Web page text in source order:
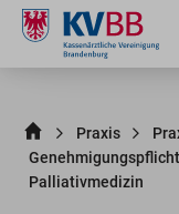
Praxis
Palliativmedizin